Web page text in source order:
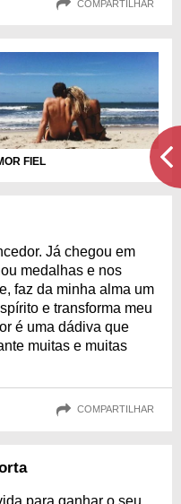
COMPARTILHAR
FIEL
Já chegou em
medalhas e nos
faz da minha alma um
e transforma meu
é uma dádiva que
muitas e muitas
COMPARTILHAR
para ganhar o seu